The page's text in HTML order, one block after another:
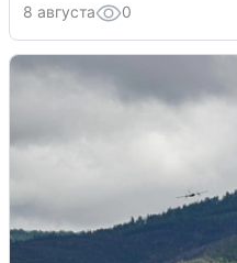
8 августа 0